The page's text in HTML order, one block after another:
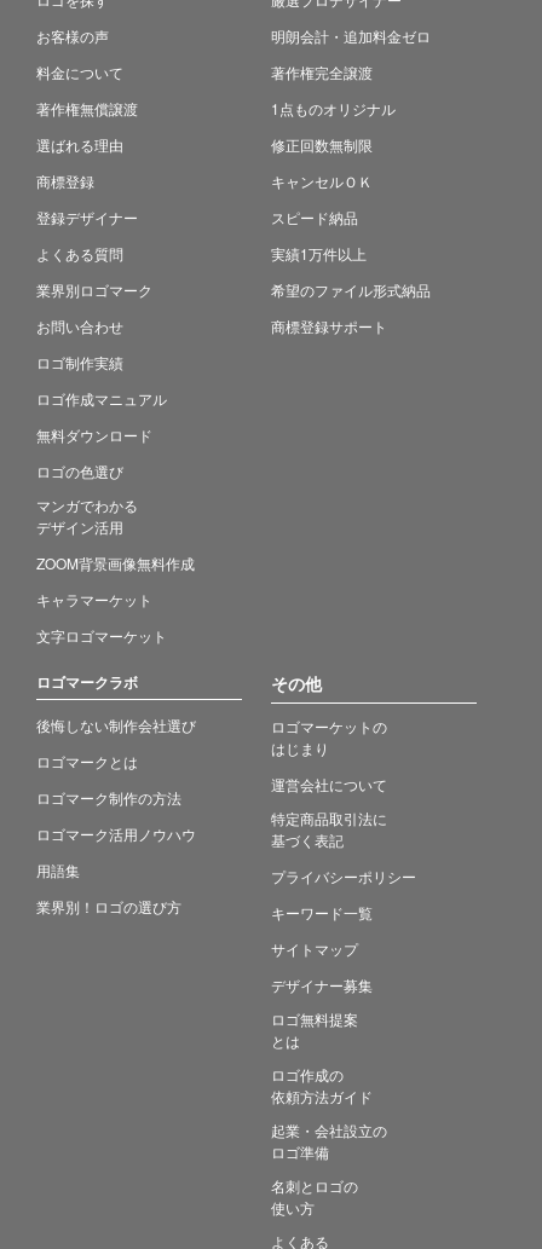
お客様の声
料金について
著作権無償譲渡
選ばれる理由
商標登録
登録デザイナー
よくある質問
業界別ロゴマーク
お問い合わせ
ロゴ制作実績
ロゴ作成マニュアル
無料ダウンロード
ロゴの色選び
マンガでわかる
デザイン活用
ZOOM背景画像無料作成
キャラマーケット
文字ロゴマーケット
明朗会計・追加料金ゼロ
著作権完全譲渡
1点ものオリジナル
修正回数無制限
キャンセルＯＫ
スピード納品
実績1万件以上
希望のファイル形式納品
商標登録サポート
ロゴマークラボ
後悔しない制作会社選び
ロゴマークとは
ロゴマーク制作の方法
ロゴマーク活用ノウハウ
用語集
業界別！ロゴの選び方
その他
ロゴマーケットの
はじまり
運営会社について
特定商品取引法に
基づく表記
プライバシーポリシー
キーワード一覧
サイトマップ
デザイナー募集
ロゴ無料提案
とは
ロゴ作成の
依頼方法ガイド
起業・会社設立の
ロゴ準備
名刺とロゴの
使い方
よくある